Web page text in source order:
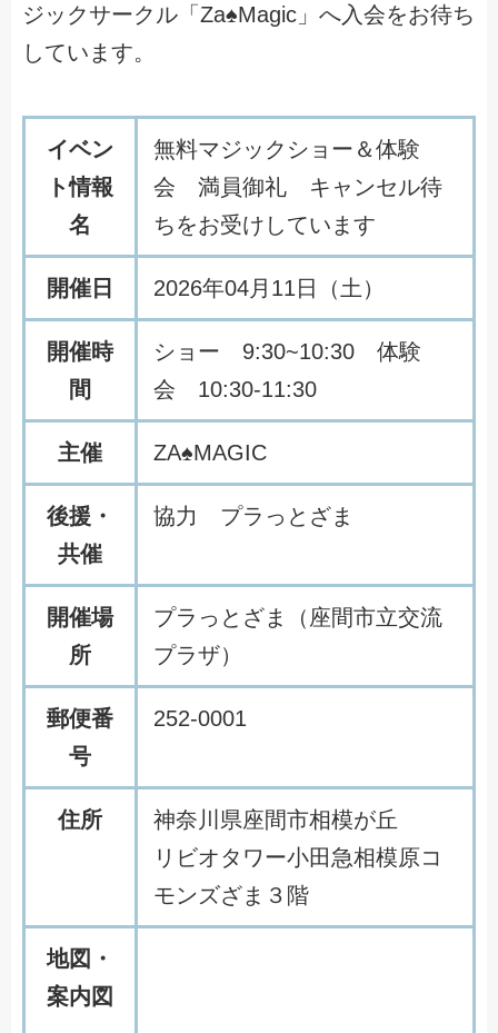
ジックサークル「Za♠Magic」へ入会をお待ち
しています。
イベン
ト情報
名
無料マジックショー＆体験
会 満員御礼 キャンセル待
ちをお受けしています
開催日 2026年04月11日（土）
開催時
間
ショー 9:30~10:30 体験
会 10:30-11:30
主催 ZA♠MAGIC
後援・
共催
協力 プラっとざま
開催場
所
プラっとざま（座間市立交流
プラザ）
郵便番
号
252-0001
住所
神奈川県座間市相模が丘
リビオタワー小田急相模原コ
モンズざま３階
地図・
案内図